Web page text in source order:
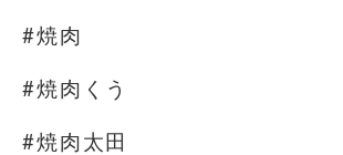
#焼肉
#焼肉くう
#焼肉太田